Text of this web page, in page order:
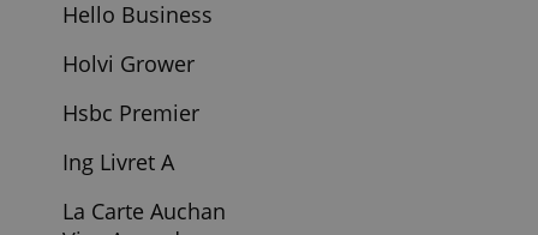
Franfinance
Credit
Professionnel
Easybourse
Finom Solo